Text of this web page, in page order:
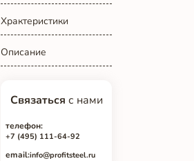
Храктеристики
Описание
Связаться с нами
телефон:
+7 (495) 111-64-92
email:info@profitsteel.ru